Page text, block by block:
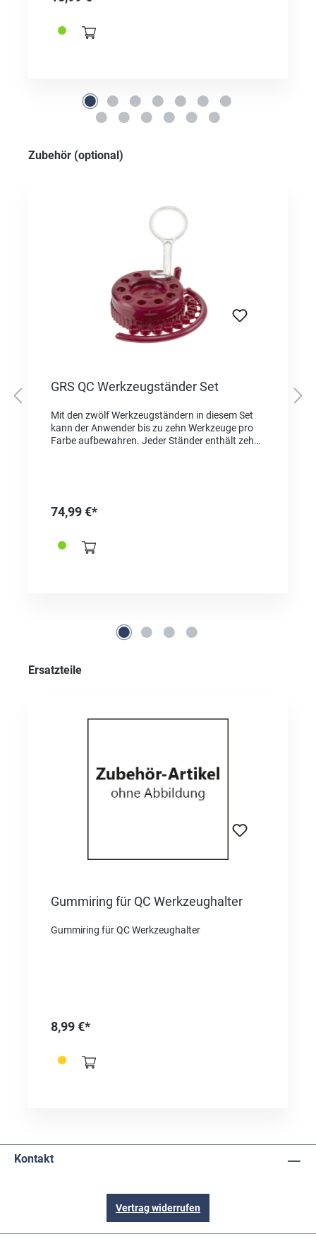
Produktgalerie überspringen
Zubehör (optional)
GRS QC Werkzeugständer Set
Mit den zwölf Werkzeugständern in diesem Set
kann der Anwender bis zu zehn Werkzeuge pro
Farbe aufbewahren. Jeder Ständer enthält zehn
74,99 €*
Produktgalerie überspringen
Ersatzteile
Gummiring für QC Werkzeughalter
Gummiring für QC Werkzeughalter
8,99 €*
Kontakt
Vertrag widerrufen